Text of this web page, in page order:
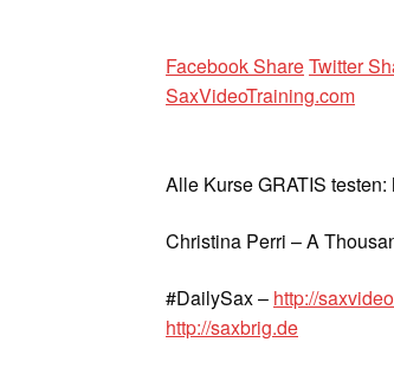
Facebook ShareTwitter
SaxVideoTraining.com
Alle Kurse GRATIS
Christina Perri – A
#DailySax – http://
http://saxbrig.de